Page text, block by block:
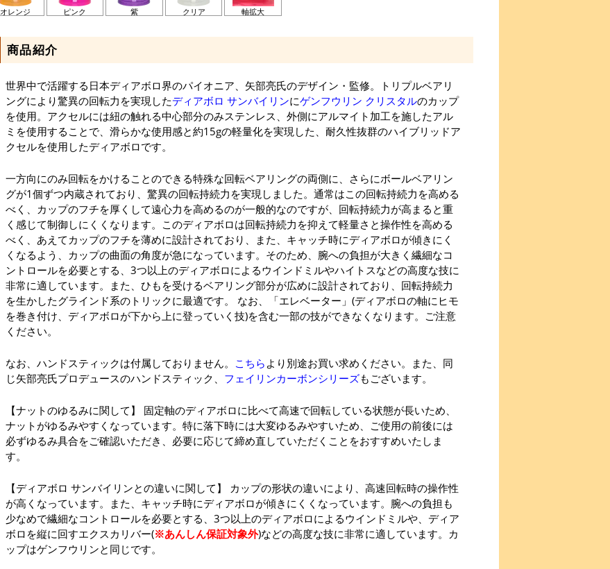
オレンジ ピンク 紫 クリア 軸拡大
商品紹介
世界中で活躍する日本ディアボロ界のパイオニア、矢部亮氏のデザイン・監修。トリプルベアリ
ングにより驚異の回転力を実現したディアボロ サンバイリンにゲンフウリン クリスタルのカップ
を使用。アクセルには紐の触れる中心部分のみステンレス、外側にアルマイト加工を施したアル
ミを使用することで、滑らかな使用感と約15gの軽量化を実現した、耐久性抜群のハイブリッドア
クセルを使用したディアボロです。
一方向にのみ回転をかけることのできる特殊な回転ベアリングの両側に、さらにボールベアリン
グが1個ずつ内蔵されており、驚異の回転持続力を実現しました。通常はこの回転持続力を高める
べく、カップのフチを厚くして遠心力を高めるのが一般的なのですが、回転持続力が高まると重
く感じて制御しにくくなります。このディアボロは回転持続力を抑えて軽量さと操作性を高める
べく、あえてカップのフチを薄めに設計されており、また、キャッチ時にディアボロが傾きにく
くなるよう、カップの曲面の角度が急になっています。そのため、腕への負担が大きく繊細なコ
ントロールを必要とする、3つ以上のディアボロによるウインドミルやハイトスなどの高度な技に
非常に適しています。また、ひもを受けるベアリング部分が広めに設計されており、回転持続力
を生かしたグラインド系のトリックに最適です。 なお、「エレベーター」(ディアボロの軸にヒモ
を巻き付け、ディアボロが下から上に登っていく技)を含む一部の技ができなくなります。ご注意
ください。
なお、ハンドスティックは付属しておりません。 こちら より別途お買い求めください。また、同
じ矢部亮氏プロデュースのハンドスティック、 フェイリンカーボンシリーズもございます。
【ナットのゆるみに関して】 固定軸のディアボロに比べて高速で回転している状態が長いため、
ナットがゆるみやすくなっています。特に落下時には大変ゆるみやすいため、ご使用の前後には
必ずゆるみ具合をご確認いただき、必要に応じて締め直していただくことをおすすめいたしま
す。
【ディアボロ サンバイリンとの違いに関して】 カップの形状の違いにより、高速回転時の操作性
が高くなっています。また、キャッチ時にディアボロが傾きにくくなっています。腕への負担も
少なめで繊細なコントロールを必要とする、3つ以上のディアボロによるウインドミルや、ディア
ボロを縦に回すエクスカリバー(※あんしん保証対象外)などの高度な技に非常に適しています。カ
ップはゲンフウリンと同じです。